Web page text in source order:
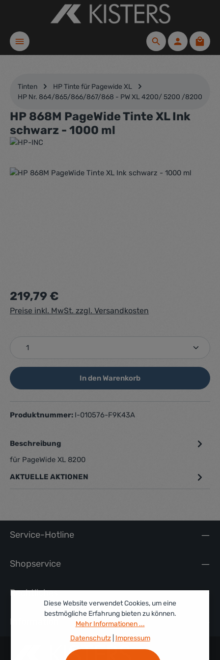
Zum Hauptinhalt springen
Tinten
HP Tinte für Pagewide XL
HP Nr. 864/865/866/867/868 - PW XL 4200/ 5200 /8200
HP 868M PageWide Tinte XL Ink
schwarz - 1000 ml
Bildergalerie überspringen
Regulärer Preis:
219,79 €
Preise inkl. MwSt. zzgl. Versandkosten
Produkt Anzahl: Gib den gewünschten Wert ein
In den Warenkorb
Produktnummer: I-010576-F9K43A
Beschreibung
für PageWide XL 8200
AKTUELLE AKTIONEN
Service-Hotline
Shopservice
Rechtliches
Information
Diese Website verwendet Cookies, um eine
bestmögliche Erfahrung bieten zu können.
Mehr Informationen ...
Datenschutz| Impressum